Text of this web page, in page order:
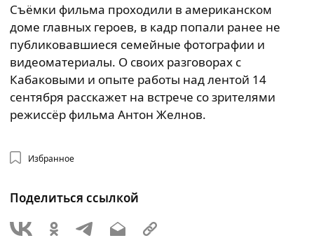
Съёмки фильма проходили в американском
доме главных героев, в кадр попали ранее не
публиковавшиеся семейные фотографии и
видеоматериалы. О своих разговорах с
Кабаковыми и опыте работы над лентой 14
сентября расскажет на встрече со зрителями
режиссёр фильма Антон Желнов.
Избранное
Поделиться ссылкой